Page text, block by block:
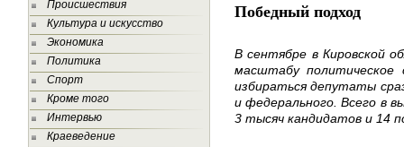
Происшествия
Культура и искусство
Экономика
Политика
Спорт
Кроме того
Интервью
Краеведение
Победный подход
В сентябре в Кировской
масштабу
избираться депутаты
и федерального. Всего в
3 тысяч кандидатов и 14